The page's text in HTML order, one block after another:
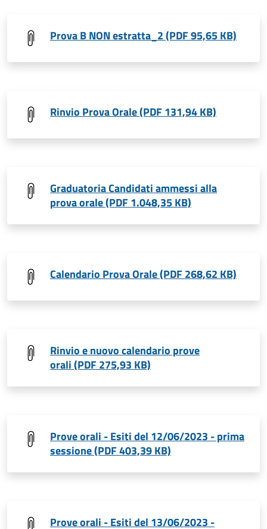
Prova B NON estratta_2 (PDF 95,65 KB)
Rinvio Prova Orale (PDF 131,94 KB)
Graduatoria Candidati ammessi alla
prova orale (PDF 1.048,35 KB)
Calendario Prova Orale (PDF 268,62 KB)
Rinvio e nuovo calendario prove
orali (PDF 275,93 KB)
Prove orali - Esiti del 12/06/2023 - prima
sessione (PDF 403,39 KB)
Prove orali - Esiti del 13/06/2023 -